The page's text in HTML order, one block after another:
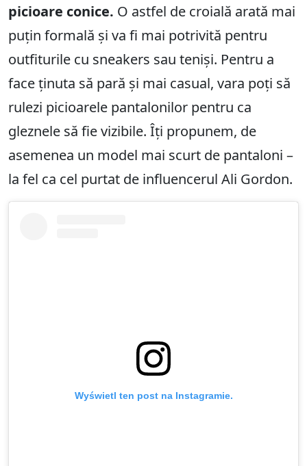
picioare conice. O astfel de croială arată mai
puțin formală și va fi mai potrivită pentru
outfiturile cu sneakers sau teniși. Pentru a
face ținuta să pară și mai casual, vara poți să
rulezi picioarele pantalonilor pentru ca
gleznele să fie vizibile. Îți propunem, de
asemenea un model mai scurt de pantaloni –
la fel ca cel purtat de influencerul Ali Gordon.
Wyświetl ten post na Instagramie.